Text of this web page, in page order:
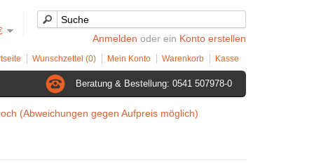
Anmelden oder ein Konto erstellen
Wunschzettel (0) Mein Konto Warenkorb Kasse
Beratung & Bestellung: 0541 507978-0
(Abweichungen gegen Aufpreis möglich)